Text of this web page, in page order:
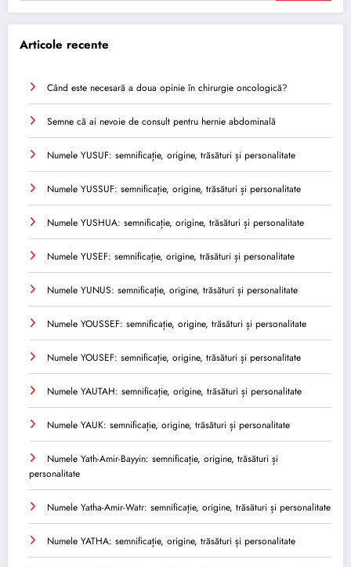
Articole recente
Când este necesară a doua opinie în chirurgie oncologică?
Semne că ai nevoie de consult pentru hernie abdominală
Numele YUSUF: semnificație, origine, trăsături și personalitate
Numele YUSSUF: semnificație, origine, trăsături și personalitate
Numele YUSHUA: semnificație, origine, trăsături și personalitate
Numele YUSEF: semnificație, origine, trăsături și personalitate
Numele YUNUS: semnificație, origine, trăsături și personalitate
Numele YOUSSEF: semnificație, origine, trăsături și personalitate
Numele YOUSEF: semnificație, origine, trăsături și personalitate
Numele YAUTAH: semnificație, origine, trăsături și personalitate
Numele YAUK: semnificație, origine, trăsături și personalitate
Numele Yath-Amir-Bayyin: semnificație, origine, trăsături și
personalitate
Numele Yatha-Amir-Watr: semnificație, origine, trăsături și personalitate
Numele YATHA: semnificație, origine, trăsături și personalitate